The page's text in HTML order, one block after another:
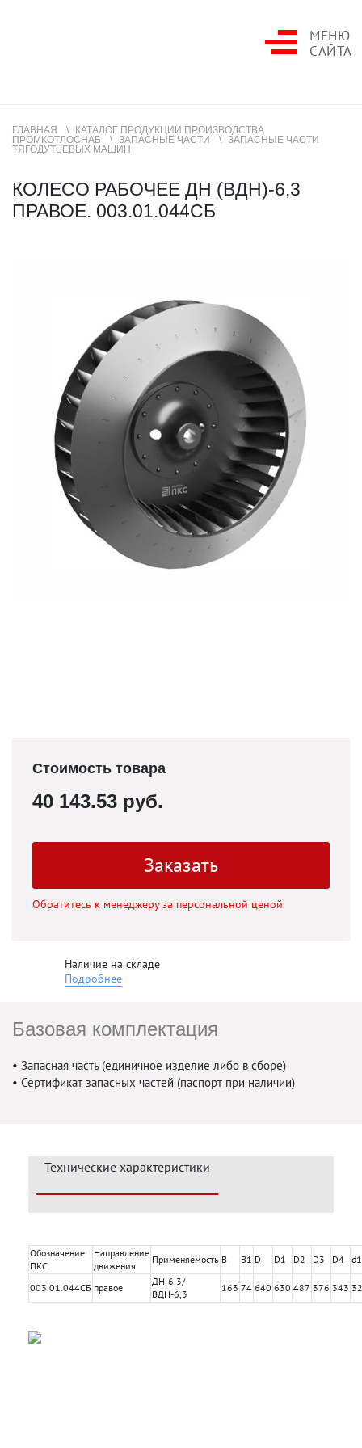
МЕНЮ
САЙТА
ГЛАВНАЯ
КАТАЛОГ ПРОДУКЦИИ ПРОИЗВОДСТВА
ПРОМКОТЛОСНАБ
ЗАПАСНЫЕ ЧАСТИ
ЗАПАСНЫЕ ЧАСТИ
ТЯГОДУТЬЕВЫХ МАШИН
КОЛЕСО РАБОЧЕЕ ДН (ВДН)-6,3
ПРАВОЕ. 003.01.044СБ
Стоимость товара
40 143.53 руб.
Заказать
Обратитесь к менеджеру за персональной ценой
Наличие на складе
Подробнее
Базовая комплектация
• Запасная часть (единичное изделие либо в сборе)
• Сертификат запасных частей (паспорт при наличии)
Технические характеристики
Обозначение
ПКС
Направление
движения
Применяемость В В1 D D1 D2 D3 D4 d1
003.01.044СБ правое
ДН-6,3/
ВДН-6,3
163 74 640 630 487 376 343 32